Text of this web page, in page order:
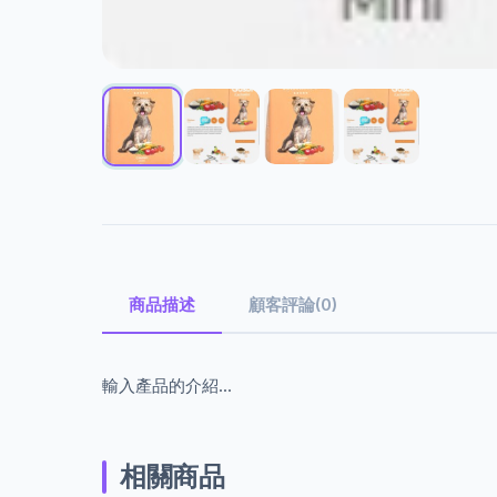
商品描述 顧客評論(0)
輸入產品的介紹...
相關商品